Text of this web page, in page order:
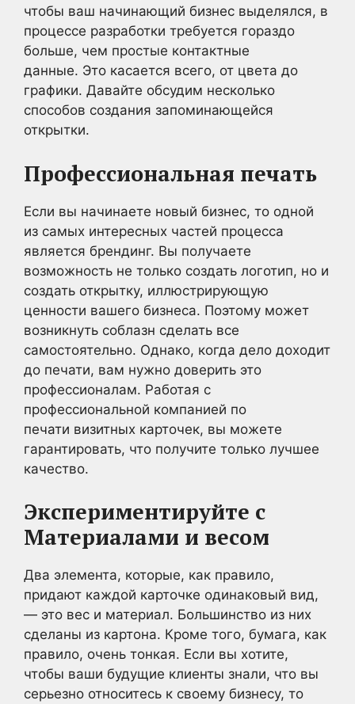
чтобы ваш начинающий бизнес выделялся, в
процессе разработки требуется гораздо
больше, чем простые контактные
данные. Это касается всего, от цвета до
графики. Давайте обсудим несколько
способов создания запоминающейся
открытки.
Профессиональная печать
Если вы начинаете новый бизнес, то одной
из самых интересных частей процесса
является брендинг. Вы получаете
возможность не только создать логотип, но и
создать открытку, иллюстрирующую
ценности вашего бизнеса. Поэтому может
возникнуть соблазн сделать все
самостоятельно. Однако, когда дело доходит
до печати, вам нужно доверить это
профессионалам. Работая с
профессиональной компанией по
печати визитных карточек, вы можете
гарантировать, что получите только лучшее
качество.
Экспериментируйте с
Материалами и весом
Два элемента, которые, как правило,
придают каждой карточке одинаковый вид,
— это вес и материал. Большинство из них
сделаны из картона. Кроме того, бумага, как
правило, очень тонкая. Если вы хотите,
чтобы ваши будущие клиенты знали, что вы
серьезно относитесь к своему бизнесу, то